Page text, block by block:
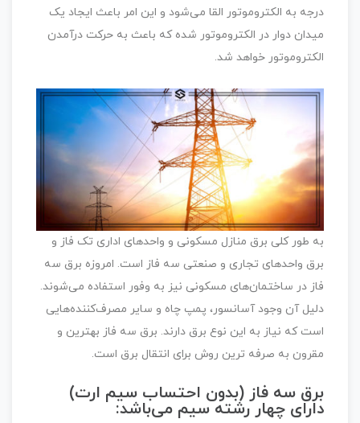
درجه به الکتروموتور القا می‌شود و این امر باعث ایجاد یک
میدان دوار در الکتروموتور شده که باعث به حرکت درآمدن
الکتروموتور خواهد شد.
به طور کلی برق منازل مسکونی و واحدهای اداری تک فاز و
برق واحدهای تجاری و صنعتی سه فاز است. امروزه برق سه
فاز در ساختمان‌های مسکونی نیز به وفور استفاده می‌شوند.
دلیل آن وجود آسانسور، پمپ چاه و سایر مصرف‌کننده‌هایی
است که نیاز به این نوع برق دارند. برق سه فاز بهترین و
مقرون به صرفه ترین روش برای انتقال برق است.
برق سه فاز (بدون احتساب سیم ارت)
دارای چهار رشته سیم می‌باشد: